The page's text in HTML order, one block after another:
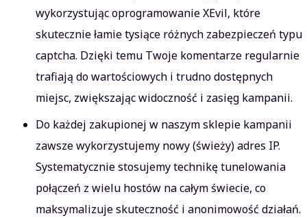
wykorzystując oprogramowanie XEvil, które
skutecznie łamie tysiące różnych zabezpieczeń typu
captcha. Dzięki temu Twoje komentarze regularnie
trafiają do wartościowych i trudno dostępnych
miejsc, zwiększając widoczność i zasięg kampanii.
Do każdej zakupionej w naszym sklepie kampanii
zawsze wykorzystujemy nowy (świeży) adres IP.
Systematycznie stosujemy technikę tunelowania
połączeń z wielu hostów na całym świecie, co
maksymalizuje skuteczność i anonimowość działań.